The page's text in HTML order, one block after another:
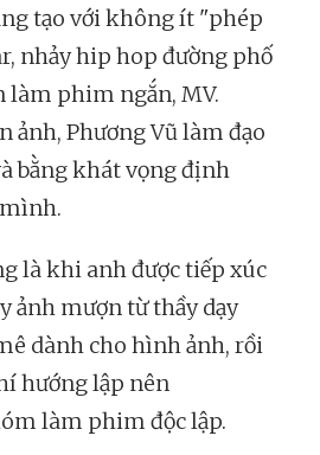
tạo với không ít "phép
nhảy hip hop đường phố
làm phim ngắn, MV.
ảnh, Phương Vũ làm đạo
bằng khát vọng định
là khi anh được tiếp xúc
ảnh mượn từ thầy dạy
dành cho hình ảnh, rồi
hướng lập nên
làm phim độc lập.